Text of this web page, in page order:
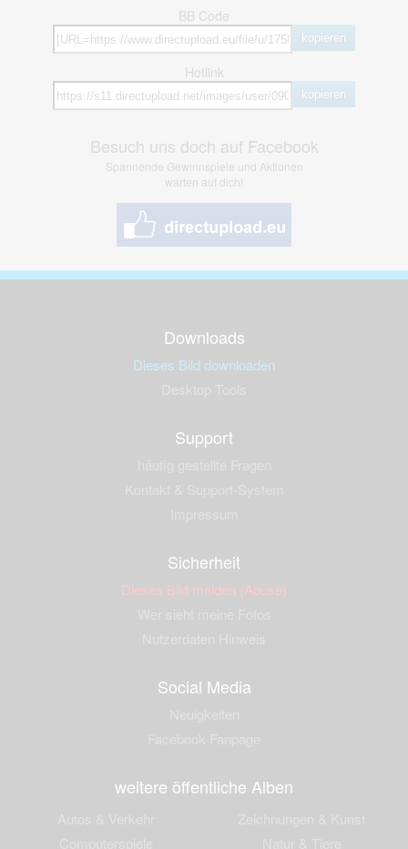
BB Code
kopieren
Hotlink
kopieren
Besuch uns doch auf Facebook
Spannende Gewinnspiele und Aktionen
warten auf dich!
Downloads
Dieses Bild downloaden
Support
Sicherheit
Dieses Bild melden (Abuse)
Social Media
weitere öffentliche Alben